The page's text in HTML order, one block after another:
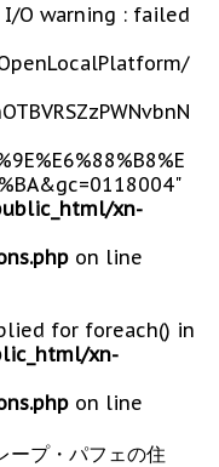
I/O warning : failed
xn-
on line
for foreach() in
xn-
on line
ープ・パフェの住